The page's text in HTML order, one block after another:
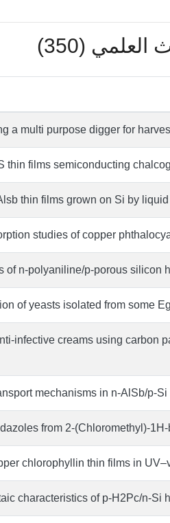
العلمي (350)
a multi purpose digger for
thin films semiconducting
thin films grown on Si by
studies of copper
of n-polyaniline/p-porous silicon
of yeasts isolated from some
infective creams using carbon
mechanisms in n-AlSb/p-
from 2-(Chloromethyl)-
chlorophyllin thin films in
characteristics of p-H2Pc/n-Si